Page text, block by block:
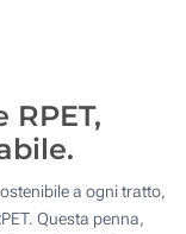
a ogni tratto,
Questa penna,